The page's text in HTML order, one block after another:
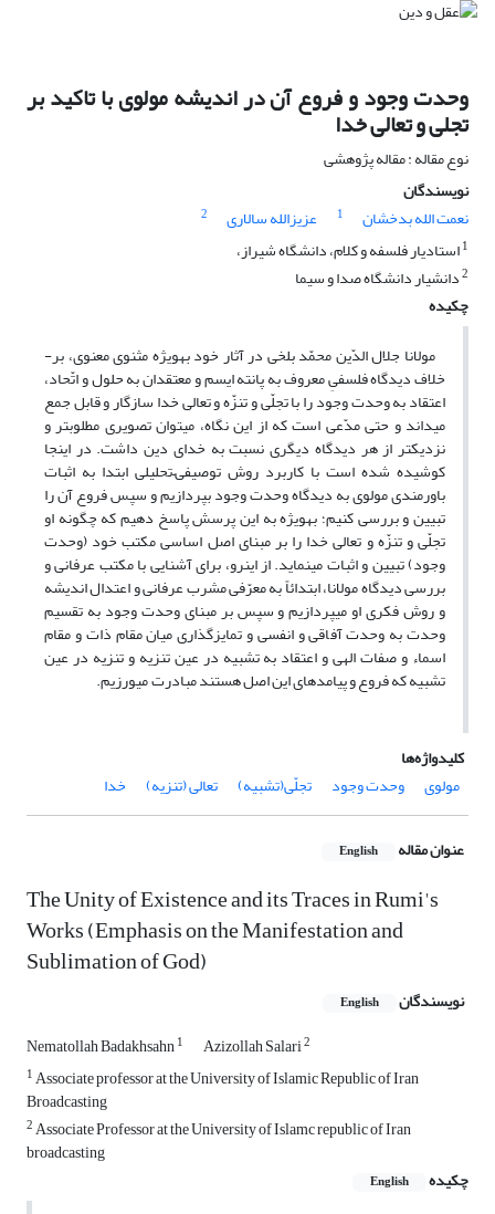
وحدت وجود و فروع آن در اندیشه مولوی با تاکید بر
تجلی و تعالی خدا
نوع مقاله : مقاله پژوهشی
نویسندگان
نعمت الله بدخشان
1 عزیزالله سالاری
2
1استادیار فلسفه و کلام، دانشگاه شیراز،
2دانشیار دانشگاه صدا و سیما
چکیده
مولانا جلال ­الدّین محمّد بلخی در آثار خود به­ویژه مثنوی معنوی، بر­
خلاف دیدگاه فلسفیِ معروف به پانته ­ایسم و معتقدان به حلول و اتّحاد،
اعتقاد به وحدت وجود را با تجلّی و تنزّه و تعالی خدا سازگار و قابل جمع
می­داند و حتی مدّعی است که از این نگاه، می­توان تصویری مطلوب­تر و
نزدیک­تر از هر دیدگاه دیگری نسبت به خدای دین داشت. در اینجا
کوشیده شده است با کاربرد روش توصیفی–تحلیلی ابتدا به اثبات
باورمندی مولوی به دیدگاه وحدت وجود بپردازیم و سپس فروع آن را
تبیین و بررسی کنیم؛ به­ویژه به این پرسش پاسخ دهیم که چگونه او
تجلّی و تنزّه و تعالی خدا را بر مبنای اصل اساسی مکتب خود (وحدت
وجود) تبیین و اثبات می­نماید. از این­رو، برای آشنایی با مکتب عرفانی و
بررسی دیدگاه مولانا، ابتدائاً به معرّفی مشرب عرفانی و اعتدال اندیشه
و روش فکری او می­پردازیم و سپس بر مبنای وحدت وجود به تقسیم
وحدت به وحدت آفاقی و انفسی و تمایز­گذاری میان مقام ذات و مقام
اسماء و صفات الهی و اعتقاد به تشبیه در عین تنزیه و تنزیه در عین
تشبیه که فروع و پیامدهای این اصل هستند مبادرت می­ورزیم.
کلیدواژه‌ها
مولوی
وحدت وجود تجلّی(تشبیه) تعالی (تنزیه) خدا
عنوان مقاله English
The Unity of Existence and its Traces in Rumi's
Works (Emphasis on the Manifestation and
Sublimation of God)
نویسندگان English
Nematollah Badakhsahn1 Azizollah Salari2
1Associate professor at the University of Islamic Republic of Iran
Broadcasting
2Associate Professor at the University of Islamc republic of Iran
broadcasting
چکیده
English